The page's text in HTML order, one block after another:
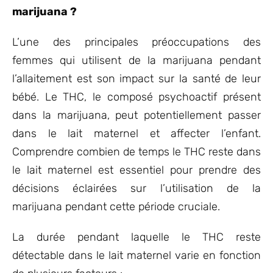
marijuana ?
L’une des principales préoccupations des
femmes qui utilisent de la marijuana pendant
l’allaitement est son impact sur la santé de leur
bébé. Le THC, le composé psychoactif présent
dans la marijuana, peut potentiellement passer
dans le lait maternel et affecter l’enfant.
Comprendre combien de temps le THC reste dans
le lait maternel est essentiel pour prendre des
décisions éclairées sur l’utilisation de la
marijuana pendant cette période cruciale.
La durée pendant laquelle le THC reste
détectable dans le lait maternel varie en fonction